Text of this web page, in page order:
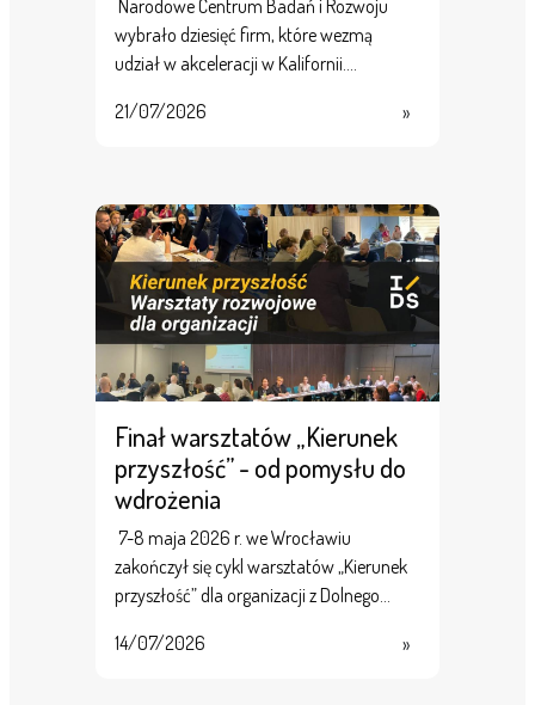
Narodowe Centrum Badań i Rozwoju
wybrało dziesięć firm, które wezmą
udział w akceleracji w Kalifornii.…
21/07/2026
»
Finał warsztatów „Kierunek
przyszłość” - od pomysłu do
wdrożenia
7-8 maja 2026 r. we Wrocławiu
zakończył się cykl warsztatów „Kierunek
przyszłość” dla organizacji z Dolnego…
14/07/2026
»